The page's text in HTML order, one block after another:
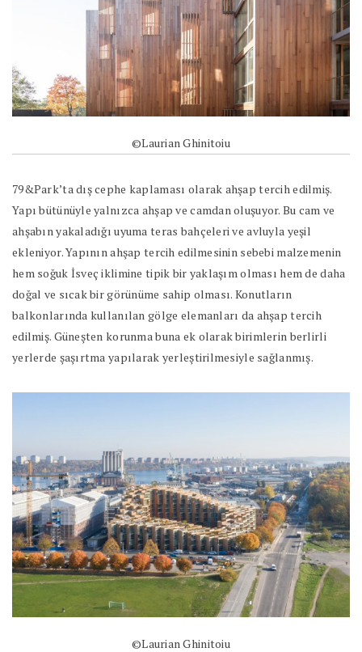
©Laurian Ghinitoiu
79&Park’ta dış cephe kaplaması olarak ahşap tercih edilmiş.
Yapı bütünüyle yalnızca ahşap ve camdan oluşuyor. Bu cam ve
ahşabın yakaladığı uyuma teras bahçeleri ve avluyla yeşil
ekleniyor. Yapının ahşap tercih edilmesinin sebebi malzemenin
hem soğuk İsveç iklimine tipik bir yaklaşım olması hem de daha
doğal ve sıcak bir görünüme sahip olması. Konutların
balkonlarında kullanılan gölge elemanları da ahşap tercih
edilmiş. Güneşten korunma buna ek olarak birimlerin berlirli
yerlerde şaşırtma yapılarak yerleştirilmesiyle sağlanmış.
©Laurian Ghinitoiu